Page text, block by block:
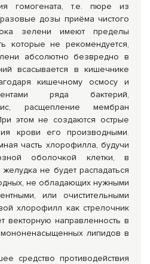
гомогената, т.е. пюре из
дозы приёма чистого
зелени имеют пределы
которые не рекомендуется,
абсолютно безвредно в
всасывается в кишечнике
кишечному осмосу и
ряда бактерий,
расщепление мембран
этом не создаются острые
крови его производными.
часть хлорофилла, будучи
оболочкой клетки, в
не будет распадаться
не обладающих нужными
или очистительными
хлорофилл как стрелочник
векторную направленность в
липидов в
средство противодействия